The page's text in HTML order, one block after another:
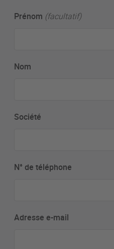
Prénom (facultatif)
Nom
Société
N° de téléphone
Adresse e-mail